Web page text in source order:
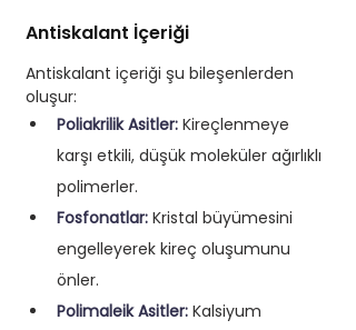
Antiskalant İçeriği
Antiskalant içeriği şu bileşenlerden
oluşur:
Poliakrilik Asitler: Kireçlenmeye
karşı etkili, düşük moleküler ağırlıklı
polimerler.
Fosfonatlar: Kristal büyümesini
engelleyerek kireç oluşumunu
önler.
Polimaleik Asitler: Kalsiyum